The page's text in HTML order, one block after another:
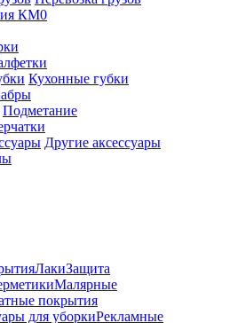
КМ0
Кухонные губки
Подметание
Другие аксессуары
ЛакиЗащита
Малярные
покрытия
для уборкиРекламные